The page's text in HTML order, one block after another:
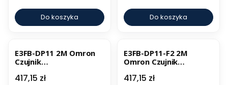
Do koszyka Do koszyka
E3FB-DP11 2M Omron
Czujnik
Cena
417,15 zł
E3FB-DP11-F2 2M
Omron Czujnik
Cena
417,15 zł